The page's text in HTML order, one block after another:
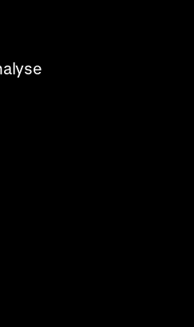
Charme“
und der Rezensent des
Qualitäten zu
aus. Findet trotz der
Manuskript verlangt,
und den richtigen
erfolgreichen Fridericus-
Bei der Premiere
Film als nationalistisch
gewaltsam entfernt,
Rufe geduldet
notiert der zukünftige
Goebbels „ganz ergriffen“
findet er „fabelhaft.“
zeigt den alten Fritz bei
seine Soldaten ziehen
gegen die